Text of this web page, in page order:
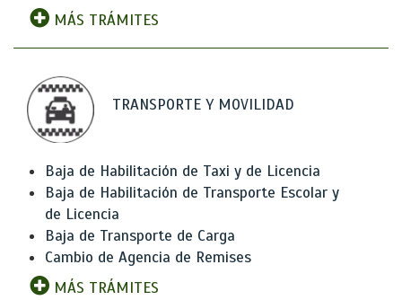
MÁS TRÁMITES
TRANSPORTE Y MOVILIDAD
Baja de Habilitación de Taxi y de Licencia
Baja de Habilitación de Transporte Escolar y
de Licencia
Baja de Transporte de Carga
Cambio de Agencia de Remises
MÁS TRÁMITES